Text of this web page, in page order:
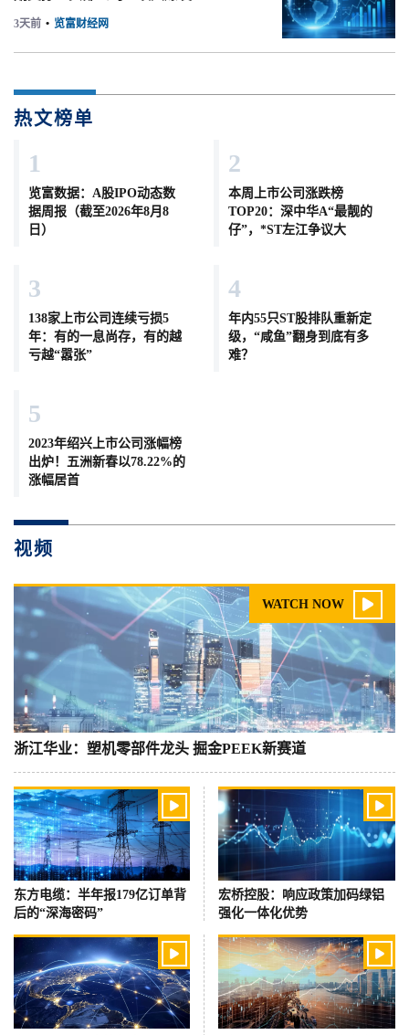
3天前 • 览富财经网
热文榜单
1
览富数据：A股IPO动态数
据周报（截至2026年8月8
日）
2
本周上市公司涨跌榜
TOP20：深中华A“最靓的
仔”，*ST左江争议大
3
138家上市公司连续亏损5
年：有的一息尚存，有的越
亏越“嚣张”
4
年内55只ST股排队重新定
级，“咸鱼”翻身到底有多
难？
5
2023年绍兴上市公司涨幅榜
出炉！五洲新春以78.22%的
涨幅居首
视频
WATCH NOW 
浙江华业：塑机零部件龙头 掘金PEEK新赛道

东方电缆：半年报179亿订单背
后的“深海密码”

宏桥控股：响应政策加码绿铝
强化一体化优势
 